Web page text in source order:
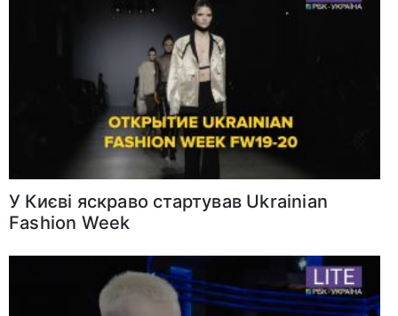
У Києві яскраво стартував Ukrainian
Fashion Week